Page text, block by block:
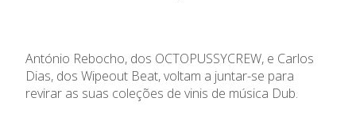
António Rebocho, dos OCTOPUSSYCREW, e Carlos
Dias, dos Wipeout Beat, voltam a juntar-se para
revirar as suas coleções de vinis de música Dub.